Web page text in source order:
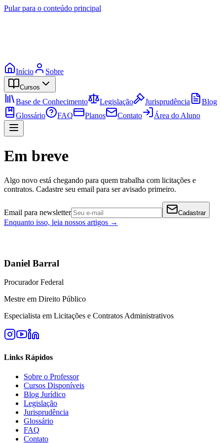
Pular para o conteúdo principal
Início Sobre
Cursos
Base de Conhecimento Legislação Jurisprudência
Blog
Glossário
FAQ Planos Contato Área do Aluno
Em breve
Algo novo está chegando para quem trabalha com licitações e
contratos. Cadastre seu email para ser avisado primeiro.
Email para newsletter Cadastrar
Enquanto isso, leia nossos artigos →
Daniel Barral
Procurador Federal
Mestre em Direito Público
Especialista em Licitações e Contratos Administrativos
Links Rápidos
Sobre o Professor
Cursos Disponíveis
Blog Jurídico
Legislação
Jurisprudência
Glossário
FAQ
Contato